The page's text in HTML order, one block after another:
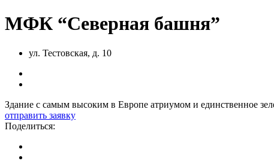
МФК “Северная башня”
ул. Тестовская, д. 10
Здание с самым высоким в Европе атриумом и единственное
отправить заявку
Поделиться: